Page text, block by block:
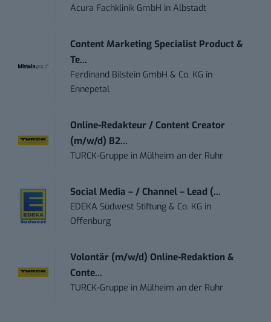
Acura Fachklinik GmbH inAlbstadt
Content Marketing Specialist Product &
Te...
Ferdinand Bilstein GmbH & Co. KG in
Ennepetal
Online-Redakteur / Content Creator
(m/w/d) B2...
TURCK-Gruppe in Mülheim an der Ruhr
Social Media – / Channel – Lead (...
EDEKA Südwest Stiftung & Co. KG in
Offenburg
Volontär (m/w/d) Online-Redaktion &
Conte...
TURCK-Gruppe in Mülheim an der Ruhr